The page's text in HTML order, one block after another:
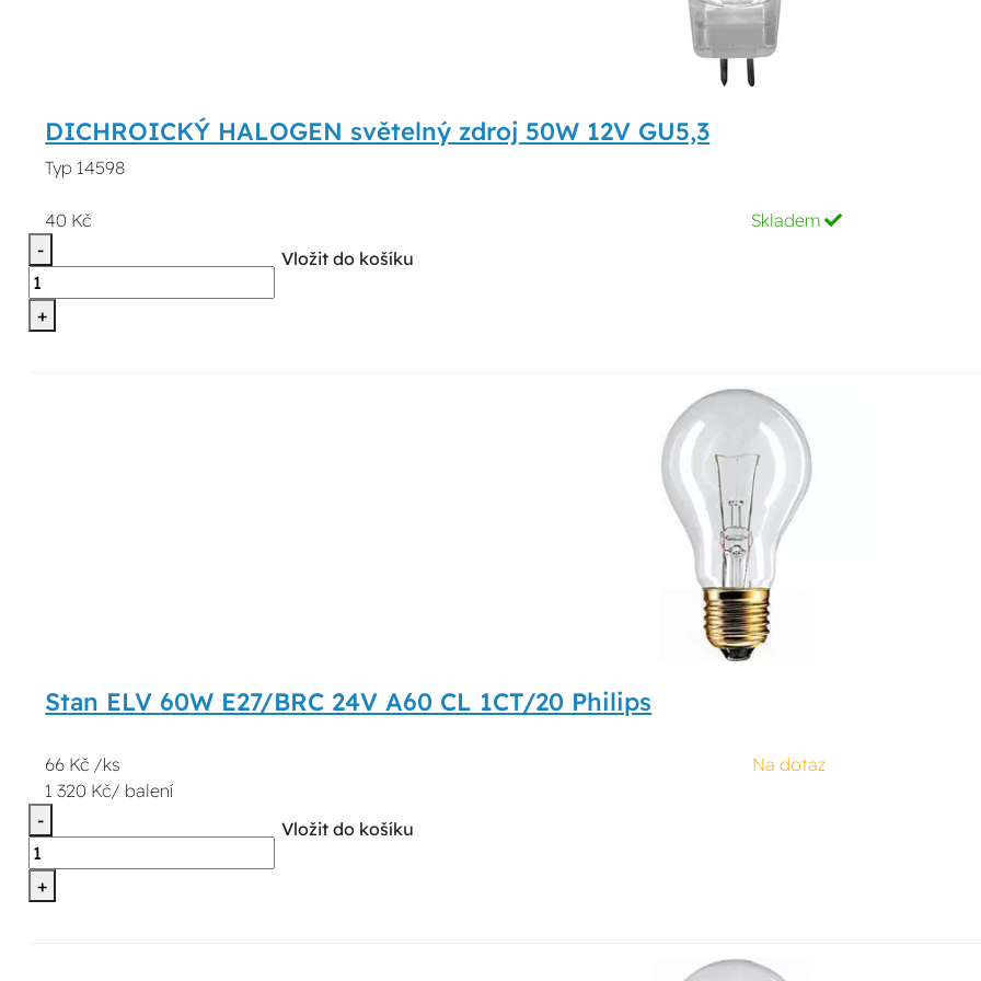
DICHROICKÝ HALOGEN světelný zdroj 50W 12V GU5,3
Typ 14598
40 Kč
Skladem
-
+
Vložit do košíku
Stan ELV 60W E27/BRC 24V A60 CL 1CT/20 Philips
66 Kč /ks
1 320 Kč/ balení
Na dotaz
-
+
Vložit do košíku